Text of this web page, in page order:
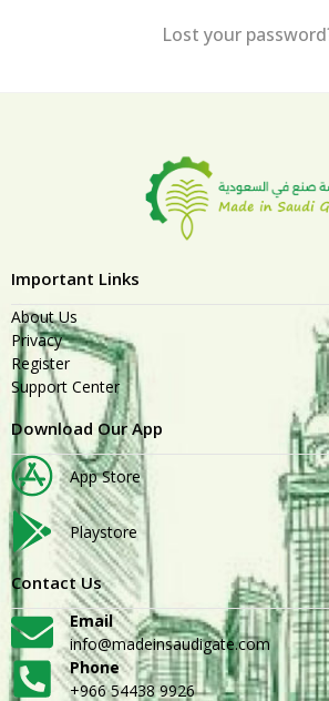
Lost your
Important Links
About Us
Privacy
Register
Support Center
Download Our App
App Store
Playstore
Contact Us
Email
info@madeinsaudigate.com
Phone
+966 54438 9926